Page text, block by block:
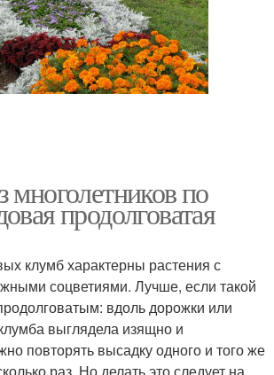
многолетников по
продолговатая
клумб характерны растения с
соцветиями. Лучше, если такой
вдоль дорожки или
выглядела изящно и
повторять высадку одного и того же